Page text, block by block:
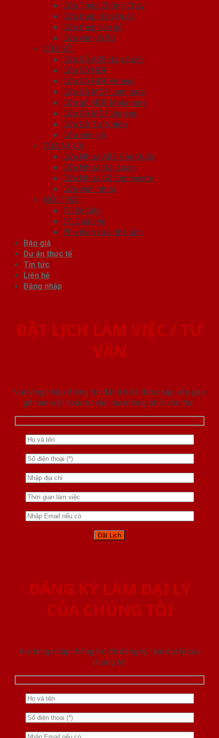
Cửa Thép Chống Cháy
Cửa thép Hàn Quốc
Cửa thép vân gỗ
Cửa vân gỗ 5D
CỬA GỖ
Cửa Gỗ ABS Hàn Quốc
Cửa Gỗ HDF
Cửa Gỗ HDF Veneer
Cửa Gỗ MDF Laminate
Cửa gỗ MDF Melamine
Cửa Gỗ MDF Veneer
Cửa Gỗ Tự Nhiên
Cửa vòm gỗ
CỬA NHỰA
Cửa Nhựa ABS Hàn Quốc
Cửa Nhựa Đài Loan
Cửa Nhựa Gỗ Composite
Cửa vòm nhựa
NỘI THẤT
Tủ Kệ Bếp
Tủ Quần Áo
Phụ kiện cửa nhà tắm
Báo giá
Dự án thực tế
Tin tức
Liên hệ
Đăng nhập
ĐẶT LỊCH LÀM VIỆC / TƯ
VẤN
Vui lòng nhập thông tin đặt lịch để được sắp xếp gặp
gỡ làm việc hoăc tư vấn mà không phải chờ đợi.
ĐĂNG KÝ LÀM ĐẠI LÝ
CỦA CHÚNG TÔI
Vui lòng nhập thông tin để đăng ký làm đại lý của
chúng tôi